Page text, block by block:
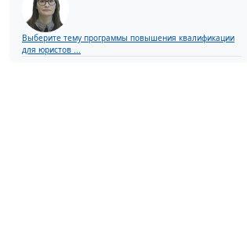
Выберите тему программы повышения квалификации
для юристов ...